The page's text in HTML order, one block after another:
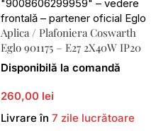
Aplica / Plafoniera Coswarth
Eglo 901175 – E27 2X40W IP20
Disponibilă la comandă
260,00 lei
Livrare în 7 zile lucrătoare